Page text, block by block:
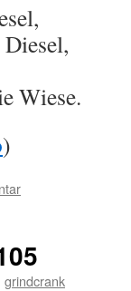
Wiese.
)
grindcrank